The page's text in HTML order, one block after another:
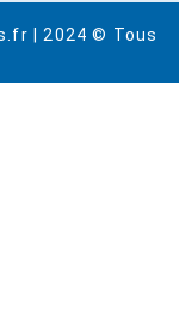
| 2024 © Tous